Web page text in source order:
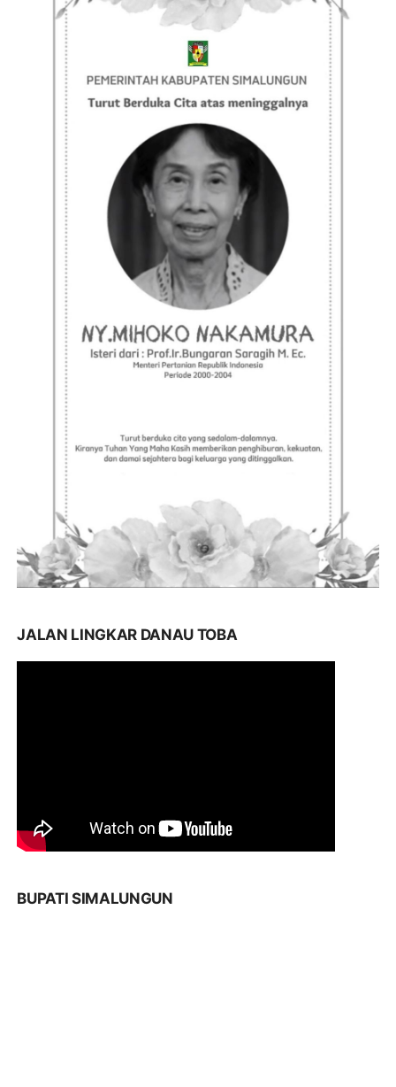
JALAN LINGKAR DANAU TOBA
BUPATI SIMALUNGUN